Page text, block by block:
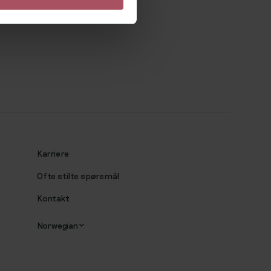
Karriere
Ofte stilte spørsmål
Kontakt
Norwegian